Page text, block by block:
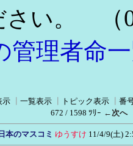
い。
（
管理者命
示 一覧表示 トピック表示
番
672 / 1598 ﾂﾘｰ ←次へ
本のマスコミ ゆうすけ 11/4/9(土)